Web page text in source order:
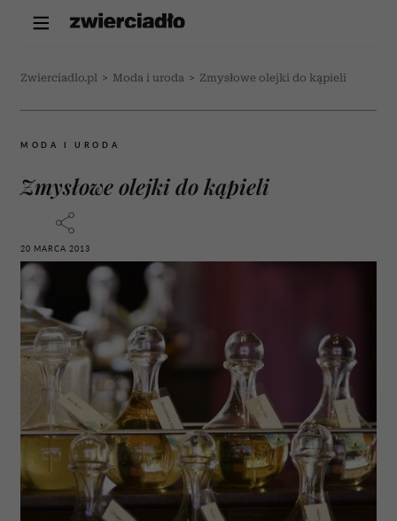
Zwierciadlo.pl > Moda i uroda > Zmysłowe olejki do kąpieli
MODA I URODA
Zmysłowe olejki do kąpieli
20 MARCA 2013